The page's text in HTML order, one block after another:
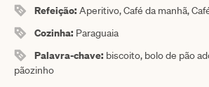
Refeição:Aperitivo, Café da manhã,
Cozinha: Paraguaia
Palavra-chave: biscoito, bolo de pão
pãozinho